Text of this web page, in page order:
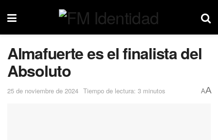
Almafuerte es el finalista del
Absoluto
25 de noviembre de 2024 Tiempo de lectura: 3 minutos AA